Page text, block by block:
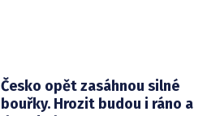
Česko opět zasáhnou silné
bouřky. Hrozit budou i ráno a